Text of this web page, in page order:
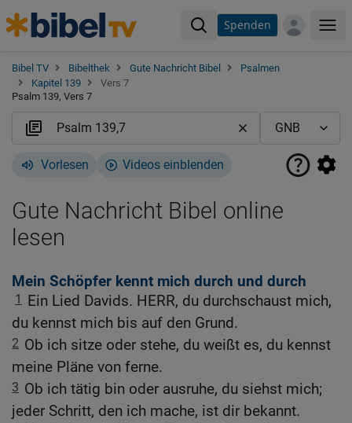
Spenden
Bibel TV Bibelthek Gute Nachricht Bibel
Psalmen
Kapitel 139
Vers 7
Psalm 139, Vers 7
Vorlesen Videos einblenden
Gute Nachricht Bibel online
lesen
Mein Schöpfer kennt mich durch und durch
1
Ein Lied Davids. HERR, du durchschaust mich,
du kennst mich bis auf den Grund.
2 Ob ich sitze oder stehe, du weißt es, du kennst
meine Pläne von ferne.
3 Ob ich tätig bin oder ausruhe, du siehst mich;
jeder Schritt, den ich mache, ist dir bekannt.